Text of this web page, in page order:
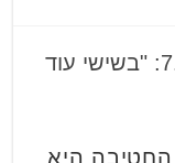
זיו מגבעתיים במילואים מה-7.10: "בשישי עוד
החטיבה היא